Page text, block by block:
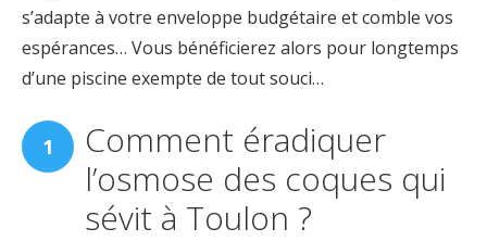
s’adapte à votre enveloppe budgétaire et comble vos
espérances… Vous bénéficierez alors pour longtemps
d’une piscine exempte de tout souci…
Comment éradiquer
l’osmose des coques qui
sévit à Toulon ?